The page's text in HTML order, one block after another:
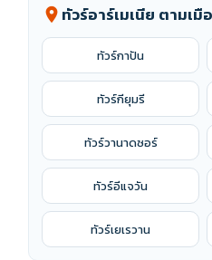
location_on ทัวร์อาร์เมเนีย ตามเมื
ทัวร์กาปัน
ทัวร์กียุมรี
ทัวร์วานาดซอร์
ทัวร์อีแจวัน
ทัวร์เยเรวาน